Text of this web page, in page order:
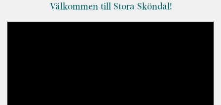
Välkommen till Stora Sköndal!